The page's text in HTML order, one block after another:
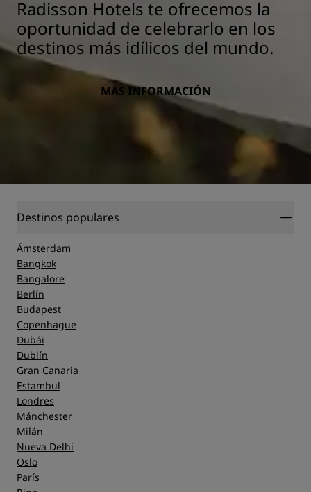
Radisson Hotels te ofrecemos la
oportunidad de celebrarlo en los
destinos más idílicos del mundo.
MÁS INFORMACIÓN
Destinos populares
Ámsterdam
Bangkok
Bangalore
Berlín
Budapest
Copenhague
Dubái
Dublín
Gran Canaria
Estambul
Londres
Mánchester
Milán
Nueva Delhi
Oslo
París